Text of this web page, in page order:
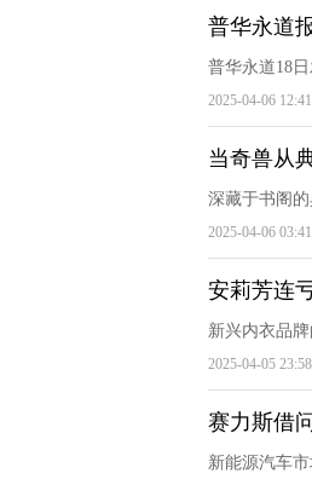
普华永道
普华永道18
2025-04-06 12:41
当奇兽从
深藏于书阁
2025-04-06 03:41
安莉芳连
新兴内衣品
2025-04-05 23:58
赛力斯借
新能源汽车